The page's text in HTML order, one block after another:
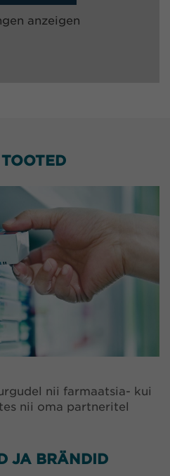
anzeigen
nii farmaatsia- kui
nii oma partneritel
JA BRÄNDID